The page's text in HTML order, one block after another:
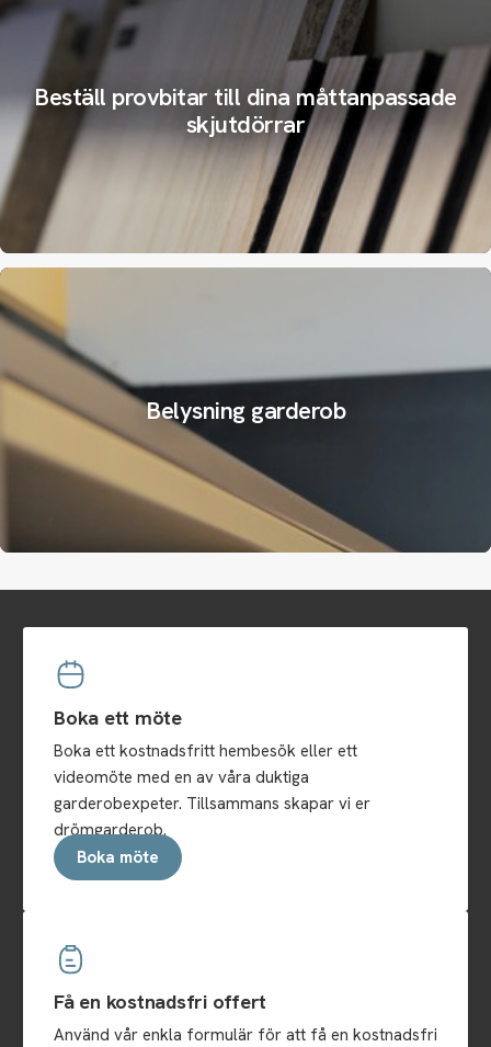
Beställ provbitar till dina måttanpassade
skjutdörrar
Belysning garderob
Boka ett möte
Boka ett kostnadsfritt hembesök eller ett
videomöte med en av våra duktiga
garderobexpeter. Tillsammans skapar vi er
drömgarderob.
Boka möte
Få en kostnadsfri offert
Använd vår enkla formulär för att få en kostnadsfri